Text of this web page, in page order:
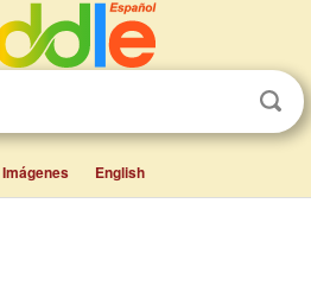
Imágenes English